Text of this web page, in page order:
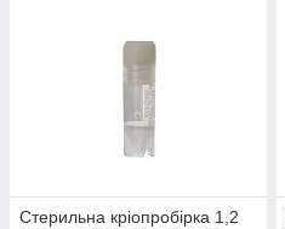
Стерильна кріопробірка 1,2